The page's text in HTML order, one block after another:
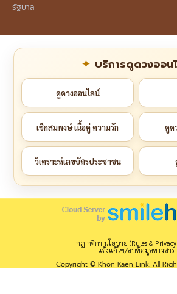
รัฐบาล
บริการดูดวงออน
ดูดวงออนไลน์
เช็กสมพงษ์ เนื้อคู่ ความรัก ดูด
วิเคราะห์เลขบัตรประชาชน
กฎ กติกา นโยบาย (Rules & Privacy
แจ้งแก้ไข/ลบข้อมูลข่าวสาร
Copyright © Khon Kaen Link. All